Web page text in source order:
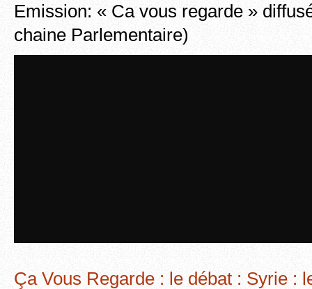
Emission: « Ca vous regarde »
chaine Parlementaire)
Ça Vous Regarde : le débat : Syrie :